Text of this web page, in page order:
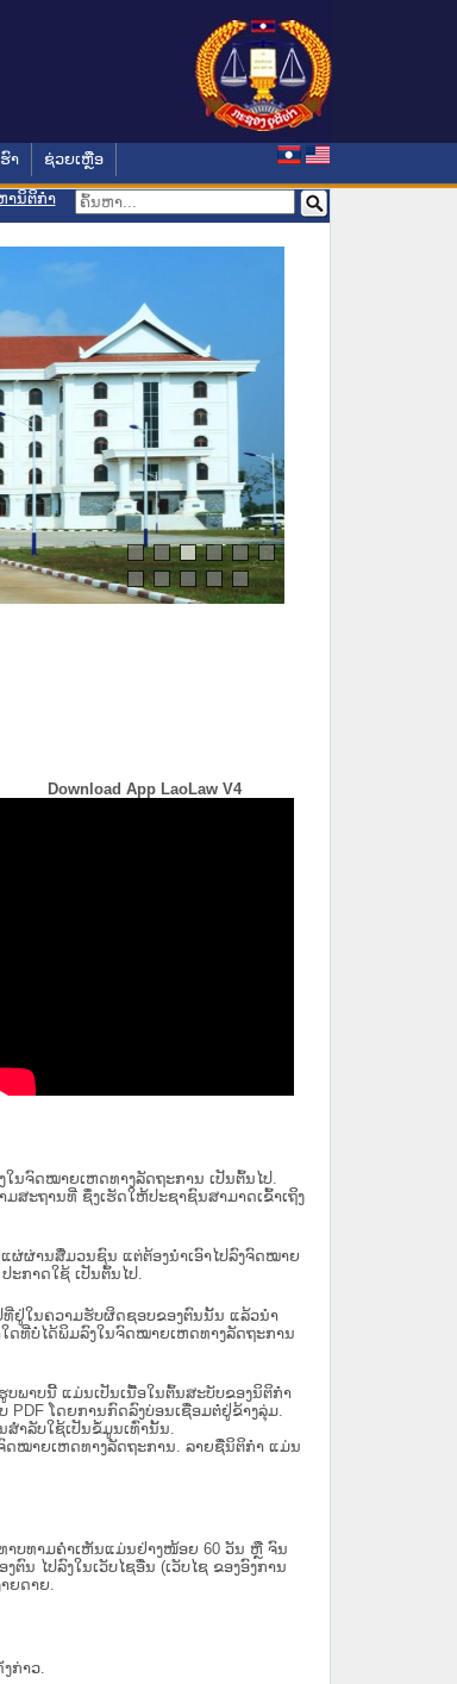
າ ຊ່ວຍເຫຼືອ
ານິຕິກຳ
Download App LaoLaw V4
ຈົດໝາຍເຫດທາງລັດຖະການ ເປັນ​ຕົ້ນ​ໄປ.
ະຖານທີ່ ຊຶ່ງເຮັດໃຫ້ປະຊາຊົນສາມາດເຂົ້າເຖິງ
ຜ່ຜ່ານສື່ມວນຊົນ ແຕ່ຕ້ອງນໍາເອົາໄປລົງຈົດໝາຍ
ກາດໃຊ້ ເປັນຕົ້ນໄປ.
ຢູ່ໃນຄວາມຮັບຜິດຊອບຂອງຕົນນັ້ນ ແລ້ວນໍາ
ທີ່ບໍ່​ໄດ້​ພິມ​ລົງ​ໃນ​ຈົດ​ໝາຍ​ເຫດ​ທາງ​ລັດ​ຖະ​ການ
ບພາບນີ້ ແມ່ນເປັນເນື້ອໃນຕົ້ນສະບັບຂອງນິຕິກໍາ
PDF ໂດຍການກົດລົງບ່ອນເຊື່ອມຕໍ່ຢູ່ຂ້າງລຸ່ມ.
ຳລັບໃຊ້ເປັນຂໍ້ມູນເທົ່ານັ້ນ.
ໝາຍເຫດທາງລັດຖະການ. ລາຍຊື່ນິຕິກຳ ແມ່ນ
າບທາມຄໍາເຫັນແມ່ນຢ່າງໜ້ອຍ 60 ວັນ ຫຼື ຈົນ
ໄປລົງໃນ​ເວັບ​ໄຊ​ອື່ນ (ເວັບ​ໄຊ​ ຂອງອົງການ
ຍດາຍ.
ກ່າວ.